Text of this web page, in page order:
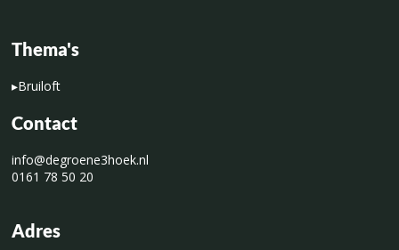
Thema's
▸Bruiloft
Contact
info@degroene3hoek.nl
0161 78 50 20
Adres